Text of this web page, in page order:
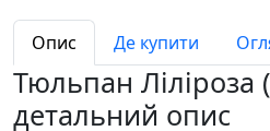
Опис Де купити
Тюльпан Ліліроза
детальний опис